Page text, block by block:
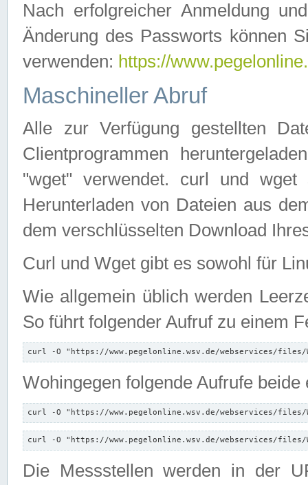
Nach erfolgreicher Anmeldung
Änderung des Passworts können
verwenden: https://
Maschineller Abruf
Alle zur Verfügung gestellten
Clientprogrammen
"wget" verwendet. curl und wget
Herunterladen von Dateien aus
dem verschlüsselten Download
Curl und Wget gibt es sowohl für
Wie allgemein üblich werden
So führt folgender Aufruf zu einem
curl -O "https://www.pegelonline.wsv.de/webservices/files/
Wohingegen folgende Aufrufe beide
curl -O "https://www.pegelonline.wsv.de/webservices/files/
curl -O "https://www.pegelonline.wsv.de/webservices/files/
Die Messstellen werden in der